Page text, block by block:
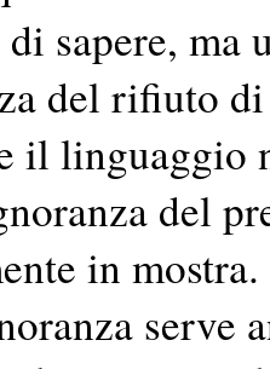
di sapere,
del rifiuto
il linguaggio
del
in
serve